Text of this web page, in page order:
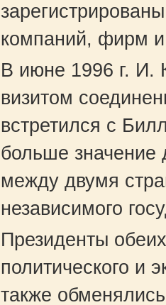
компаний, фирм и
В июне 1996 г. И.
визитом
встретился с
больше значение
между двумя
независимого
Президенты
политического и
также